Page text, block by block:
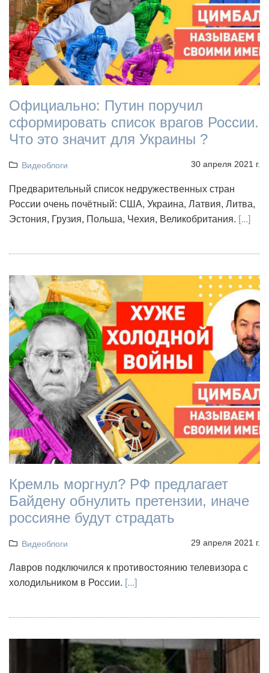
Официально: Путин поручил
сформировать список врагов России.
Что это значит для Украины ?
Видеоблоги 30 апреля 2021 г.
Предварительный список недружественных стран
России очень почётный: США, Украина, Латвия, Литва,
Эстония, Грузия, Польша, Чехия, Великобритания. [...]
Кремль моргнул? РФ предлагает
Байдену обнулить претензии, иначе
россияне будут страдать
Видеоблоги 29 апреля 2021 г.
Лавров подключился к противостоянию телевизора с
холодильником в России. [...]